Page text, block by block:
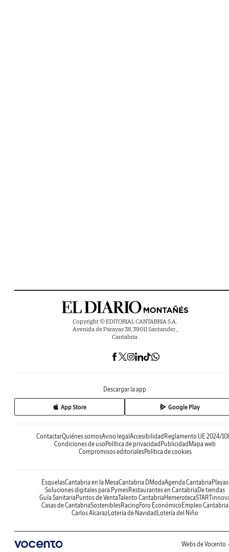
Copyright © EDITORIAL CANTABRIA S.A.
Avenida de Parayas 38, 39011 Santander ,
Cantabria
Descargar la app
App Store Google Play
ContactarQuiénes somosAviso legal Accesibilidad Reglamento UE 2024/
Condiciones de uso Política de privacidad Publicidad Mapa web
Compromisos editorialesPolítica de cookies
EsquelasCantabria en la MesaCantabria DModaAgenda Cantabria Playas
Soluciones digitales para PymesRestaurantes en Cantabria De tiendas
Guía Sanitaria Puntos de VentaTalento Cantabria Hemeroteca
Casas de CantabriaSosteniblesRacing Foro Económico Empleo Cantabria
Carlos AlcarazLotería de Navidad Lotería del Niño
Webs de Vocento